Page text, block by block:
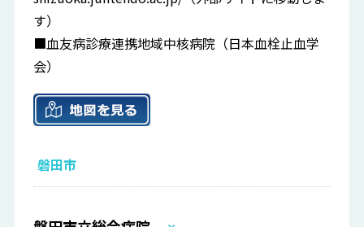
す）
■血友病診療連携地域中核病院（日本血栓止血学
会）
磐田市